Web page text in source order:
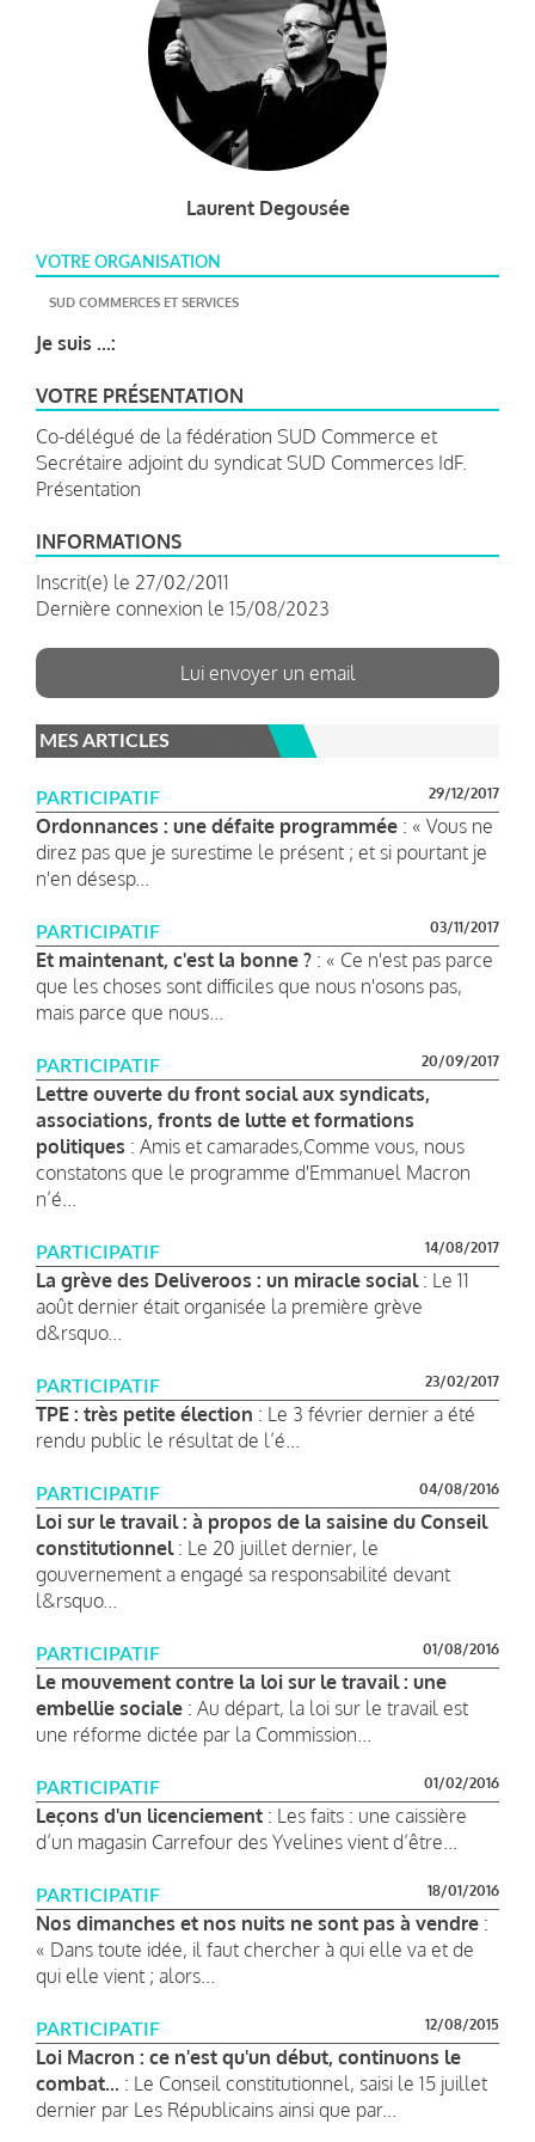
Laurent Degousée
VOTRE ORGANISATION
SUD COMMERCES ET SERVICES
Je suis ...:
VOTRE PRÉSENTATION
Co-délégué de la fédération SUD Commerce et
Secrétaire adjoint du syndicat SUD Commerces IdF.
Présentation
INFORMATIONS
Inscrit(e) le 27/02/2011
Dernière connexion le 15/08/2023
Lui envoyer un email
MES ARTICLES
PARTICIPATIF 29/12/2017
Ordonnances : une défaite programmée : « Vous ne
direz pas que je surestime le présent ; et si pourtant je
n'en désesp...
PARTICIPATIF 03/11/2017
Et maintenant, c'est la bonne ? : « Ce n'est pas parce
que les choses sont difficiles que nous n'osons pas,
mais parce que nous...
PARTICIPATIF 20/09/2017
Lettre ouverte du front social aux syndicats,
associations, fronts de lutte et formations
politiques : Amis et camarades,Comme vous, nous
constatons que le programme d'Emmanuel Macron
n’é...
PARTICIPATIF 14/08/2017
La grève des Deliveroos : un miracle social: Le 11
août dernier était organisée la première grève
d&rsquo...
PARTICIPATIF 23/02/2017
TPE : très petite élection : Le 3 février dernier a été
rendu public le résultat de l’é...
PARTICIPATIF 04/08/2016
Loi sur le travail : à propos de la saisine du Conseil
constitutionnel: Le 20 juillet dernier, le
gouvernement a engagé sa responsabilité devant
l&rsquo...
PARTICIPATIF 01/08/2016
Le mouvement contre la loi sur le travail : une
embellie sociale : Au départ, la loi sur le travail est
une réforme dictée par la Commission...
PARTICIPATIF 01/02/2016
Leçons d'un licenciement : Les faits : une caissière
d’un magasin Carrefour des Yvelines vient d’être...
PARTICIPATIF 18/01/2016
Nos dimanches et nos nuits ne sont pas à vendre :
« Dans toute idée, il faut chercher à qui elle va et de
qui elle vient ; alors...
PARTICIPATIF 12/08/2015
Loi Macron : ce n'est qu'un début, continuons le
combat... : Le Conseil constitutionnel, saisi le 15 juillet
dernier par Les Républicains ainsi que par...